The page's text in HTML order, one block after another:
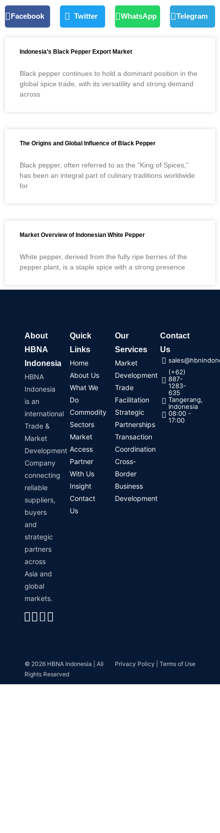
Facebook Twitter WhatsApp Telegram
Indonesia’s Black Pepper Export Market
Black pepper continues to hold a dominant position in the
global spice trade, with its versatility and strong demand
across
The Origins and Global Influence of Black Pepper
Black pepper, often referred to as the “King of Spices,”
has been an integral part of culinary traditions worldwide
for
Market Overview of Indonesian White Pepper
White pepper, derived from the fully ripe berries of the
pepper plant, is a staple spice with a strong presence
About
HBNA
Indonesia
HBNA
Indonesia
is an
international
Trade &
Market
Development
Company
connecting
reliable
suppliers,
buyers
and
strategic
partners
across
Asia and
global
markets.
Linkedin
Instagram
Envelope
Whatsapp
Quick
Links
Home
About Us
What We
Do
Commodity
Sectors
Market
Access
Partner
With Us
Insight
Contact
Us
Our
Services
Market
Development
Trade
Facilitation
Strategic
Partnerships
Transaction
Coordination
Cross-
Border
Business
Development
Contact
Us
(+62)
887-
1283-
635
Tangerang,
Indonesia
08:00 -
17:00
© 2026 HBNA Indonesia | All
Rights Reserved
Privacy Policy | Terms of Use